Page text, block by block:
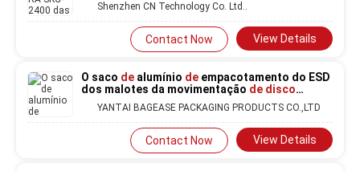
rígido
Shenzhen CN Technology Co. Ltd..
Contact Now View Details
O saco de alumínio de empacotamento do ESD
dos malotes da movimentação de disco
rígido, metalizou a proteção dos sacosde
Faraday dos malotes, protegendo o suporte
acima do malote
YANTAI BAGEASE PACKAGING PRODUCTS CO.,LTD
Contact Now View Details